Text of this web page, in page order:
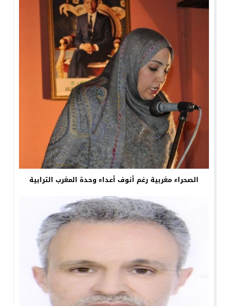
الصحراء مغربية رغم أنوف أعداء وحدة المغرب الترابية